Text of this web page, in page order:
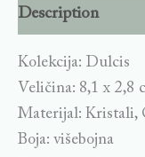
Description
Kolekcija: Dulcis
Veličina: 8,1 x 2,8
Materijal: Kristali,
Boja: višebojna